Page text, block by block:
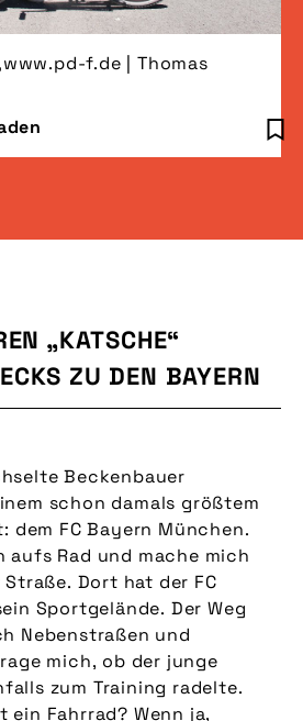
f.de | Thomas
„KATSCHE“
ZU DEN BAYERN
Beckenbauer
schon damals größtem
dem FC Bayern München.
aufs Rad und mache mich
Dort hat der FC
Sportgelände. Der Weg
Nebenstraßen und
mich, ob der junge
zum Training radelte.
ein Fahrrad? Wenn ja,